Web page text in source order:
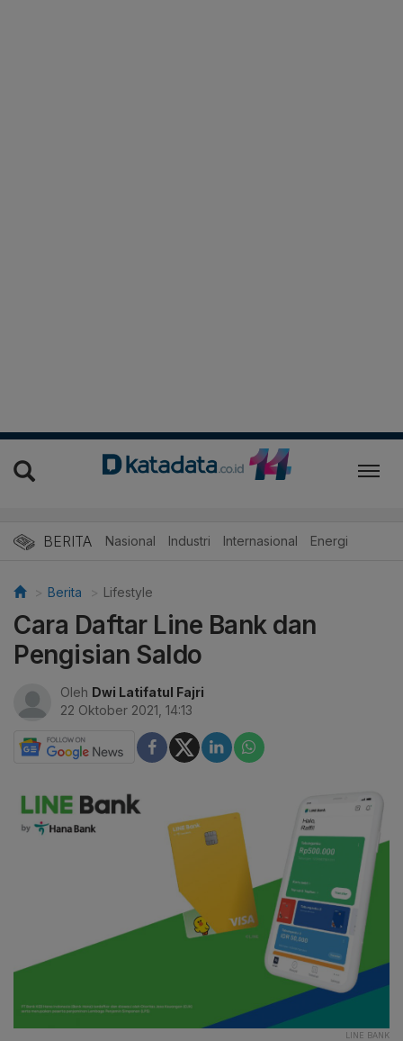
BERITA Nasional Industri Internasional Energi
Berita Lifestyle
Cara Daftar Line Bank dan
Pengisian Saldo
Oleh Dwi Latifatul Fajri
22 Oktober 2021, 14:13
LINE BANK